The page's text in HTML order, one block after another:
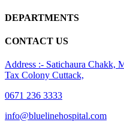
DEPARTMENTS
CONTACT US
Address :- Satichaura Chakk,
Tax Colony Cuttack,
0671 236 3333
info@bluelinehospital.com